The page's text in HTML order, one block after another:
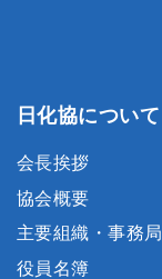
日化協について
会長挨拶
協会概要
主要組織・事務局
役員名簿